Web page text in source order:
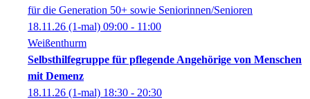
für die Generation 50+ sowie Seniorinnen/Senioren
18.11.26 (1-mal) 09:00 - 11:00
Weißenthurm
Selbsthilfegruppe für pflegende Angehörige von Menschen
mit Demenz
18.11.26 (1-mal) 18:30 - 20:30